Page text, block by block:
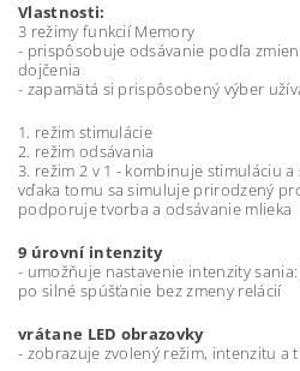
Vlastnosti:
3 režimy funkcií Memory
- prispôsobuje odsávanie podľa
dojčenia
- zapamätá si prispôsobený výber
1. režim stimulácie
2. režim odsávania
3. režim 2 v 1 - kombinuje stimuláciu
vďaka tomu sa simuluje prirodzený
podporuje tvorba a odsávanie mlieka
9 úrovní intenzity
- umožňuje nastavenie intenzity
po silné spúšťanie bez zmeny relácií
vrátane LED obrazovky
- zobrazuje zvolený režim, intenzitu a